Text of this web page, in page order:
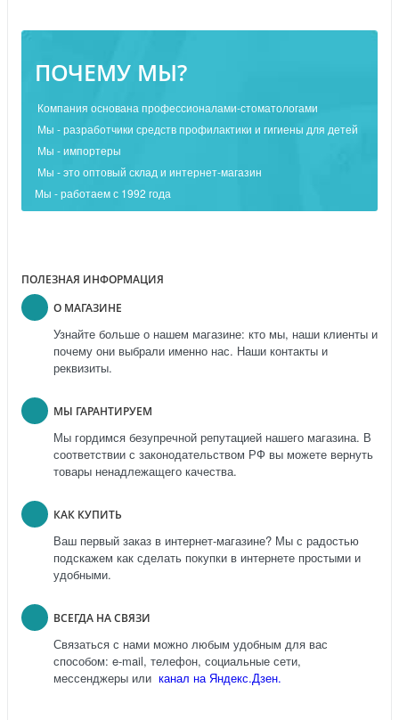
ПОЧЕМУ МЫ?
Компания основана профессионалами-стоматологами
Мы - разработчики средств профилактики и гигиены для детей
Мы - импортеры
Мы - это оптовый склад и интернет-магазин
Мы - работаем с 1992 года
ПОЛЕЗНАЯ ИНФОРМАЦИЯ
О МАГАЗИНЕ
Узнайте больше о нашем магазине: кто мы, наши клиенты и
почему они выбрали именно нас. Наши контакты и
реквизиты.
МЫ ГАРАНТИРУЕМ
Мы гордимся безупречной репутацией нашего магазина. В
соответствии с законодательством РФ вы можете вернуть
товары ненадлежащего качества.
КАК КУПИТЬ
Ваш первый заказ в интернет-магазине? Мы с радостью
подскажем как сделать покупки в интернете простыми и
удобными.
ВСЕГДА НА СВЯЗИ
Связаться с нами можно любым удобным для вас
способом: e-mail, телефон, социальные сети,
мессенджеры или канал на Яндекс.Дзен.